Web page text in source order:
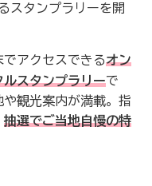
スタンプラリーを開
アクセスできるオン
スタンプラリーで
観光案内が満載。指
抽選でご当地自慢の特